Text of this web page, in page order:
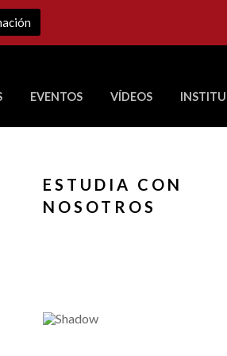
EVENTOS VÍDEOS
ESTUDIA CON
NOSOTROS